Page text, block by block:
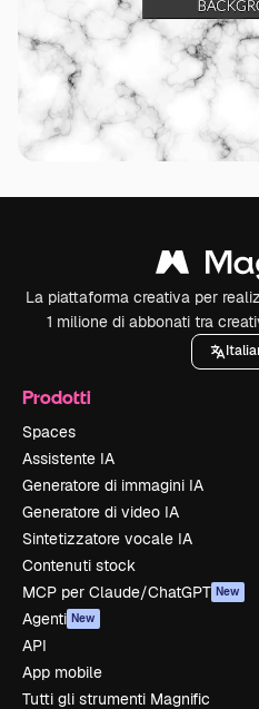
La piattaforma creativa per
1 milione di abbonati tra
Prodotti
Spaces
Assistente IA
Generatore di immagini IA
Generatore di video IA
Sintetizzatore vocale IA
Contenuti stock
MCP per Claude/ChatGPT New
Agenti New
API
App mobile
Tutti gli strumenti Magnific